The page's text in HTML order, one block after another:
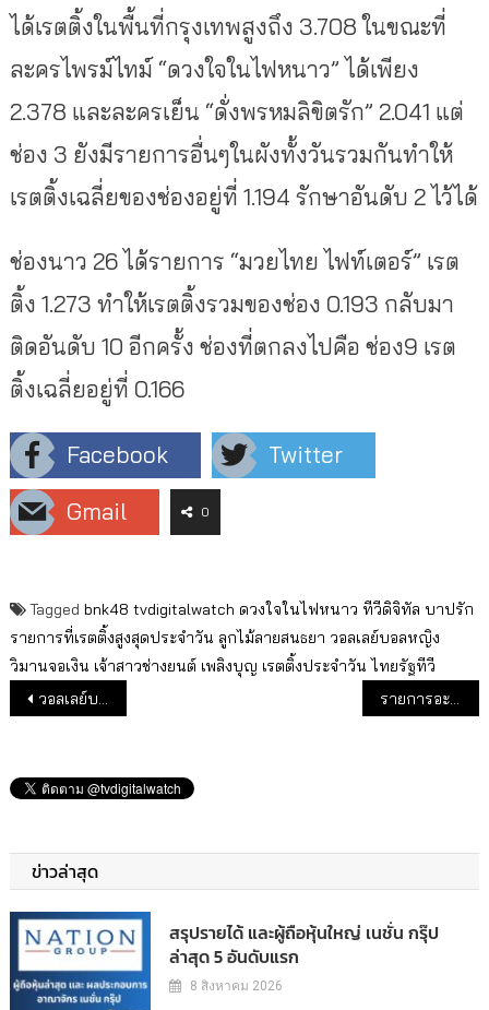
ได้เรตติ้งในพื้นที่กรุงเทพสูงถึง 3.708 ในขณะที่
ละครไพรม์ไทม์ “ดวงใจในไฟหนาว” ได้เพียง
2.378 และละครเย็น “ดั่งพรหมลิขิตรัก” 2.041 แต่
ช่อง 3 ยังมีรายการอื่นๆในผังทั้งวันรวมกันทำให้
เรตติ้งเฉลี่ยของช่องอยู่ที่ 1.194 รักษาอันดับ 2 ไว้ได้
ช่องนาว 26 ได้รายการ “มวยไทย ไฟท์เตอร์” เรต
ติ้ง 1.273 ทำให้เรตติ้งรวมของช่อง 0.193 กลับมา
ติดอันดับ 10 อีกครั้ง ช่องที่ตกลงไปคือ ช่อง9 เรต
ติ้งเฉลี่ยอยู่ที่ 0.166
Facebook
Twitter
Gmail
0
Tagged bnk48 tvdigitalwatch ดวงใจในไฟหนาว ทีวีดิจิทัล บาปรัก
รายการที่เรตติ้งสูงสุดประจำวัน ลูกไม้ลายสนธยา วอลเลย์บอลหญิง
วิมานจอเงิน เจ้าสาวช่างยนต์ เพลิงบุญ เรตติ้งประจำวัน ไทยรัฐทีวี
แนะแนวเรื่อง
วอลเลย์บอลหญิง ไทย-ญี่ปุ่น ขึ้นเรตติ้งสูงสุดอันดับ 3 ของวัน รายการอะไรติด TOP TEN ประจำวัน
ข่าวล่าสุด
สรุปรายได้ และผู้ถือหุ้นใหญ่ เนชั่น กรุ๊ป
ล่าสุด 5 อันดับแรก
8 สิงหาคม 2026